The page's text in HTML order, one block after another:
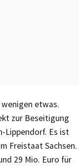
etwas.
zur Beseitigung
Lippendorf. Es ist
Freistaat Sachsen.
29 Mio. Euro für